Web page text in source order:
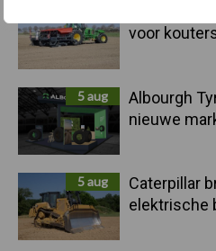
voor
5 aug
Albourgh
nieuwe
5 aug
Caterpillar
elektrische